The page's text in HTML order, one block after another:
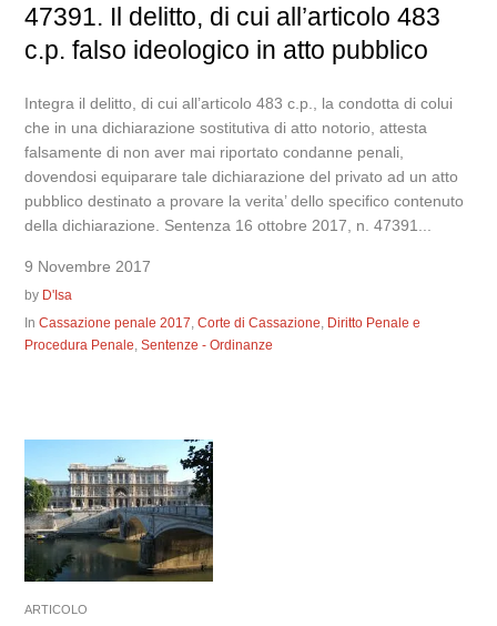
47391. Il delitto, di cui all’articolo 483
c.p. falso ideologico in atto pubblico
Integra il delitto, di cui all’articolo 483 c.p., la condotta di colui
che in una dichiarazione sostitutiva di atto notorio, attesta
falsamente di non aver mai riportato condanne penali,
dovendosi equiparare tale dichiarazione del privato ad un atto
pubblico destinato a provare la verita’ dello specifico contenuto
della dichiarazione. Sentenza 16 ottobre 2017, n. 47391...
9 Novembre 2017
by D'Isa
InCassazione penale 2017,Corte di Cassazione, Diritto Penale e
Procedura Penale,Sentenze - Ordinanze
ARTICOLO